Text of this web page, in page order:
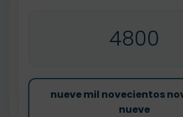
4800
nueve mil novecientos
nueve